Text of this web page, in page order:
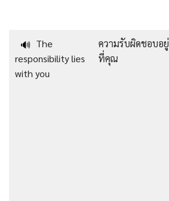
🔊 The
responsibility lies
with you
ความรับผิดชอบอยู่
ที่คุณ